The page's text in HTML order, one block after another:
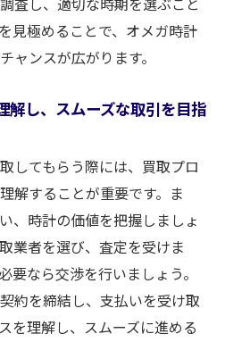
きる簡単な状態確認方法
買取で付属品が買取価格に
価格に与えるプラス効果
品を含めた買取査定の流れ
取価格に与える影響とは
ている場合の対応策
の真贋を見極めるポイント
計買取を成功させるための
見極めることで、オメガ時計
ャンスが広がります。
解し、スムーズな取引を目指
してもらう際には、買取プロ
解することが重要です。ま
、時計の価値を把握しましょ
業者を選び、査定を受けま
要なら交渉を行いましょう。
約を締結し、支払いを受け取
を理解し、スムーズに進める